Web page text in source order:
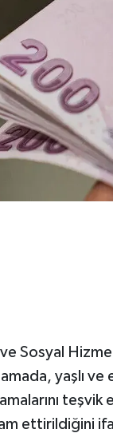
Sosyal
yaşlı
teşvik
ettirildiğini